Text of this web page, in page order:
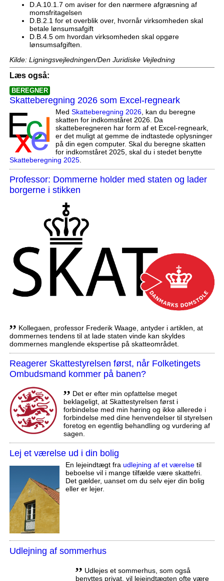
D.A.10.1.7 om aviser for den nærmere afgræsning af
momsfritagelsen
D.B.2.1 for et overblik over, hvornår virksomheden skal
betale lønsumsafgift
D.B.4.5 om hvordan virksomheden skal opgøre
lønsumsafgiften.
Kilde: Ligningsvejledningen/Den Juridiske Vejledning
Læs også:
BEREGNER
Skatteberegning 2026 som Excel-regneark
Med Skatteberegning 2026, kan du beregne
skatten for indkomståret 2026. Da
skatteberegneren har form af et Excel-regneark,
er det muligt at gemme de indtastede oplysninger
på din egen computer. Skal du beregne skatten
for indkomståret 2025, skal du i stedet benytte
Skatteberegning 2025.
Professor: Dommerne holder med staten og lader
borgerne i stikken
,, Kollegaen, professor Frederik Waage, antyder i artiklen, at
dommernes tendens til at lade staten vinde kan skyldes
dommernes manglende ekspertise på skatteområdet.
Reagerer Skattestyrelsen først, når Folketingets
Ombudsmand kommer på banen?
,, Det er efter min opfattelse meget
beklageligt, at Skattestyrelsen først i
forbindelse med min høring og ikke allerede i
forbindelse med dine henvendelser til styrelsen
foretog en egentlig behandling og vurdering af
sagen.
Lej et værelse ud i din bolig
En lejeindtægt fra udlejning af et værelsetil
beboelse vil i mange tilfælde være skattefri.
Det gælder, uanset om du selv ejer din bolig
eller er lejer.
Udlejning af sommerhus
,, Udlejes et sommerhus, som også
benyttes privat, vil lejeindtægten ofte være